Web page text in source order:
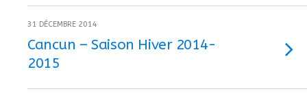
31 DÉCEMBRE 2014
Cancun – Saison Hiver 2014-
2015